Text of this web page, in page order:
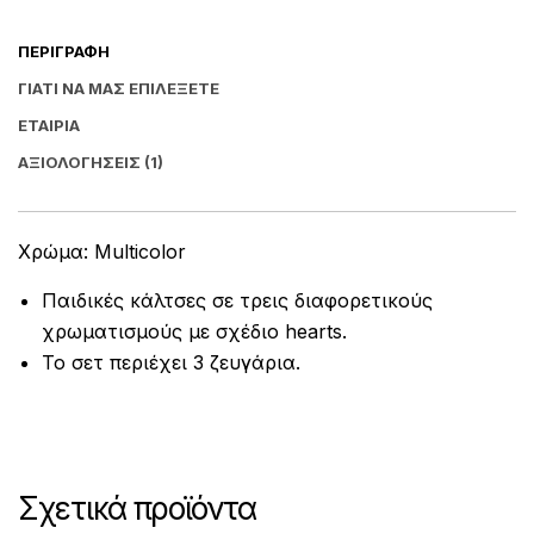
ΠΕΡΙΓΡΑΦΉ
ΓΙΑΤΊ ΝΑ ΜΑΣ ΕΠΙΛΈΞΕΤΕ
ΕΤΑΙΡΊΑ
ΑΞΙΟΛΟΓΉΣΕΙΣ (1)
Χρώμα: Multicolor
Παιδικές κάλτσες σε τρεις διαφορετικούς
χρωματισμούς με σχέδιο hearts.
Το σετ περιέχει 3 ζευγάρια.
Σχετικά προϊόντα